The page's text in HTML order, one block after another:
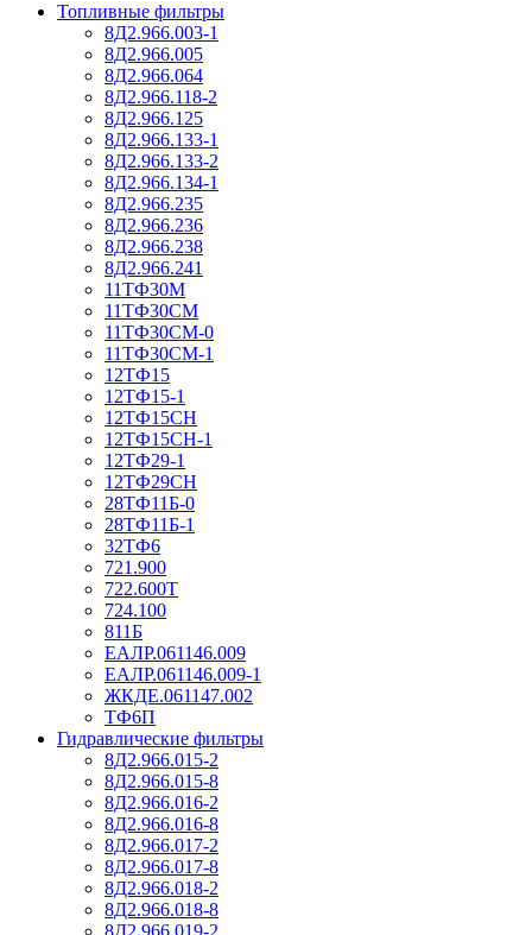
Топливные фильтры
8Д2.966.003-1
8Д2.966.005
8Д2.966.064
8Д2.966.118-2
8Д2.966.125
8Д2.966.133-1
8Д2.966.133-2
8Д2.966.134-1
8Д2.966.235
8Д2.966.236
8Д2.966.238
8Д2.966.241
11ТФ30М
11ТФ30СМ
11ТФ30СМ-0
11ТФ30СМ-1
12ТФ15
12ТФ15-1
12ТФ15СН
12ТФ15СН-1
12ТФ29-1
12ТФ29СН
28ТФ11Б-0
28ТФ11Б-1
32ТФ6
721.900
722.600Т
724.100
811Б
ЕАЛР.061146.009
ЕАЛР.061146.009-1
ЖКДЕ.061147.002
ТФ6П
Гидравлические фильтры
8Д2.966.015-2
8Д2.966.015-8
8Д2.966.016-2
8Д2.966.016-8
8Д2.966.017-2
8Д2.966.017-8
8Д2.966.018-2
8Д2.966.018-8